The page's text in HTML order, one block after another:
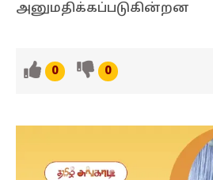
அனுமதிக்கப்படுகின்றன
0 0